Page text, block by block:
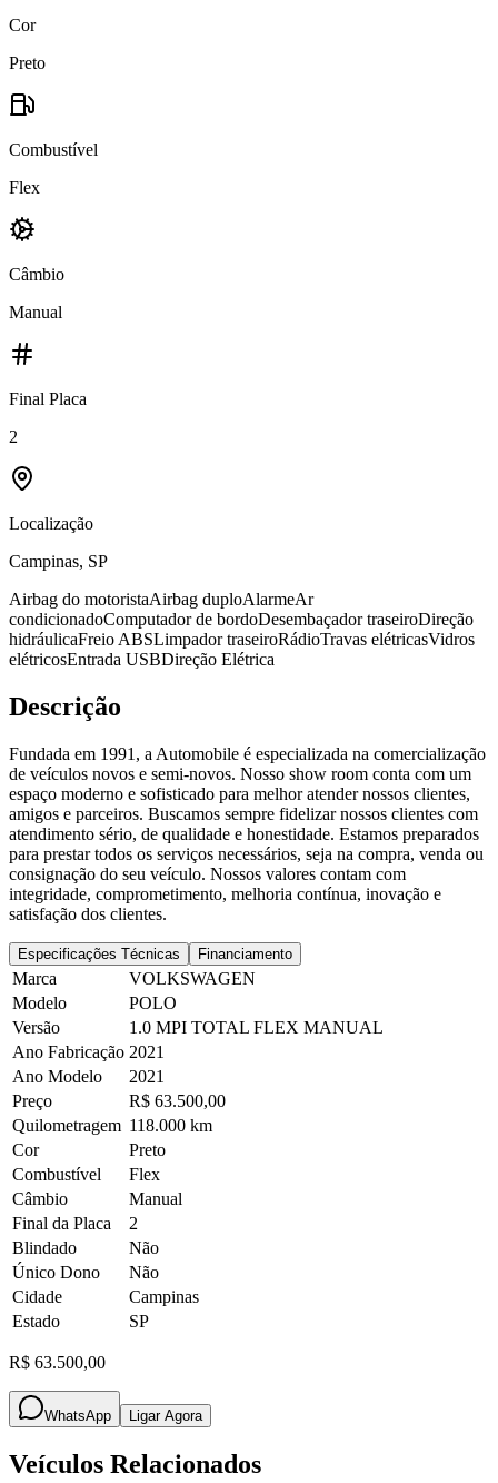
Cor
Preto
Combustível
Flex
Câmbio
Manual
Final Placa
2
Localização
Campinas, SP
Airbag do motoristaAirbag duploAlarmeAr
condicionadoComputador de bordoDesembaçador traseiroDireção
hidráulicaFreio ABSLimpador traseiroRádioTravas elétricasVidros
elétricosEntrada USBDireção Elétrica
Descrição
Fundada em 1991, a Automobile é especializada na comercialização
de veículos novos e semi-novos. Nosso show room conta com um
espaço moderno e sofisticado para melhor atender nossos clientes,
amigos e parceiros. Buscamos sempre fidelizar nossos clientes com
atendimento sério, de qualidade e honestidade. Estamos preparados
para prestar todos os serviços necessários, seja na compra, venda ou
consignação do seu veículo. Nossos valores contam com
integridade, comprometimento, melhoria contínua, inovação e
satisfação dos clientes.
Especificações Técnicas Financiamento
Marca
VOLKSWAGEN
Modelo
POLO
Versão
1.0 MPI TOTAL FLEX MANUAL
Ano Fabricação 2021
Ano Modelo
2021
Preço
R$ 63.500,00
Quilometragem 118.000 km
Cor
Preto
Combustível
Flex
Câmbio
Manual
Final da Placa
2
Blindado
Não
Único Dono
Não
Cidade
Campinas
Estado
SP
R$ 63.500,00
WhatsApp Ligar Agora
Veículos Relacionados